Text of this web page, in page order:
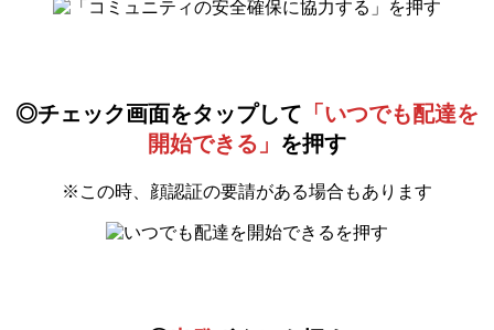
◎チェック画面をタップして 「いつでも配達を
開始できる」 を押す
※この時、顔認証の要請がある場合もあります